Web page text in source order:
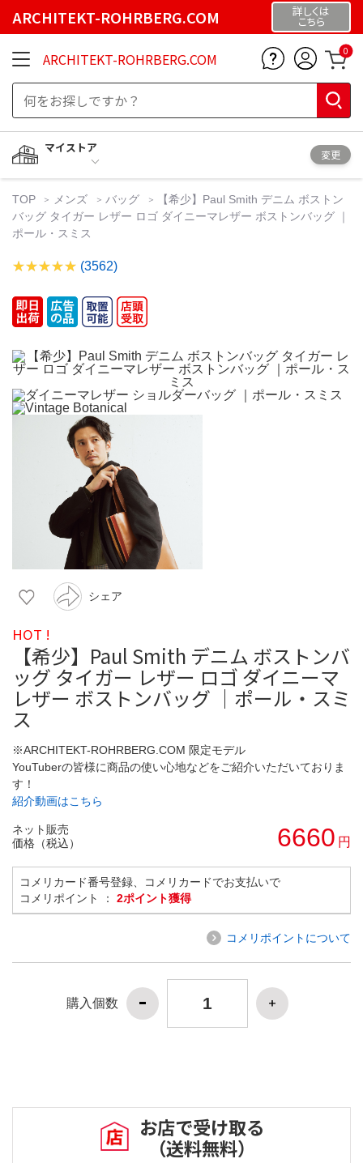
ARCHITEKT-ROHRBERG.COM 詳しくは
こちら
ARCHITEKT-ROHRBERG.COM 0
マイストア
変更
TOP メンズ バッグ
【希少】Paul Smith デニム ボストン
バッグ タイガー レザー ロゴ ダイニーマレザー ボストンバッグ ｜
ポール・スミス
(3562)
シェア
HOT !
【希少】Paul Smith デニム ボストンバ
ッグ タイガー レザー ロゴ ダイニーマ
レザー ボストンバッグ ｜ポール・スミ
ス
※ARCHITEKT-ROHRBERG.COM 限定モデル
YouTuberの皆様に商品の使い心地などをご紹介いただいておりま
す！
紹介動画はこちら
ネット販売
価格（税込）
6660 円
コメリカード番号登録、コメリカードでお支払いで
コメリポイント ： 2ポイント獲得
コメリポイントについて
購入個数
お店で受け取る
（送料無料）